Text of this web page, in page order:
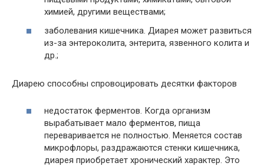
химией, другими веществами;
заболевания кишечника. Диарея может развиться
из-за энтероколита, энтерита, язвенного колита и
др.;
Диарею способны спровоцировать десятки факторов
недостаток ферментов. Когда организм
вырабатывает мало ферментов, пища
переваривается не полностью. Меняется состав
микрофлоры, раздражаются стенки кишечника,
диарея приобретает хронический характер. Это